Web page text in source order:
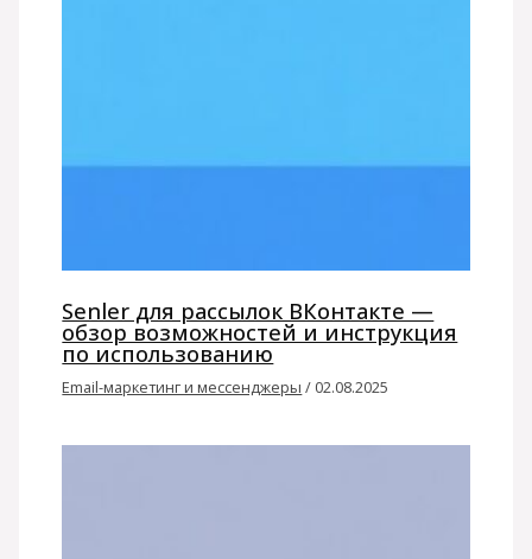
Senler для рассылок ВКонтакте —
обзор возможностей и инструкция
по использованию
Email-маркетинг и мессенджеры / 02.08.2025